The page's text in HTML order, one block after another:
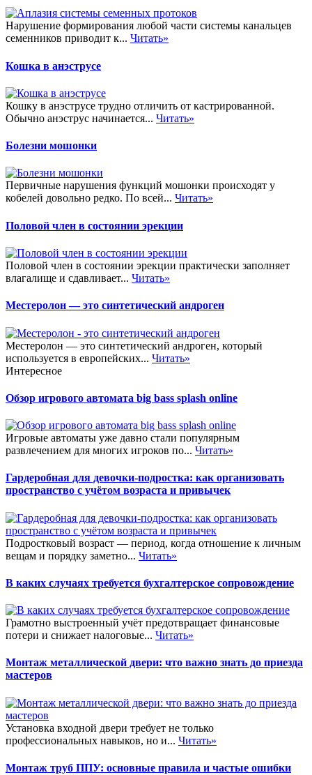
Нарушение формирования любой части системы канальцев
семенников приводит к... Читать»
Кошка в анэструсе
Кошку в анэструсе трудно отличить от кастрированной.
Обычно анэструс начинается... Читать»
Болезни мошонки
Первичные нарушения функций мошонки происходят у
кобелей довольно редко. По всей... Читать»
Половой член в состоянии эрекции
Половой член в состоянии эрекции практически заполняет
влагалище и сдавливает... Читать»
Местеролон — это синтетический андроген
Местеролон — это синтетический андроген, который
используется в европейских... Читать»
Интересное
Обзор игрового автомата big bass splash online
Игровые автоматы уже давно стали популярным
развлечением для многих игроков по... Читать»
Гардеробная для девочки-подростка: как организовать
пространство с учётом возраста и привычек
Подростковый возраст — период, когда отношение к личным
вещам и порядку заметно... Читать»
В каких случаях требуется бухгалтерское сопровождение
Грамотно выстроенный учёт предотвращает финансовые
потери и снижает налоговые... Читать»
Монтаж металлической двери: что важно знать до приезда
мастеров
Установка входной двери требует не только
профессиональных навыков, но и... Читать»
Монтаж труб ППУ: основные правила и частые ошибки